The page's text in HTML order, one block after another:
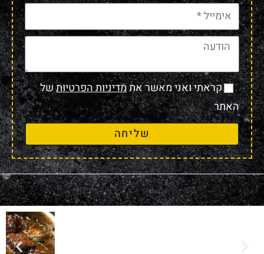
קראתי ואני מאשר אתמדיניות הפרטיותשל
האתר
שליחה